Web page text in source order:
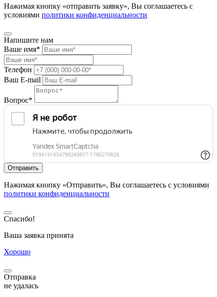
Нажимая кнопку «отправить заявку», Вы соглашаетесь с
условиями политики конфиденциальности
Напишите нам
Ваше имя*
Телефон
Ваш E-mail
Вопрос*
Нажимая кнопку «Отправить», Вы соглашаетесь с условиями
политики конфиденциальности
Спасибо!
Ваша заявка принята
Хорошо
Отправка
не удалась